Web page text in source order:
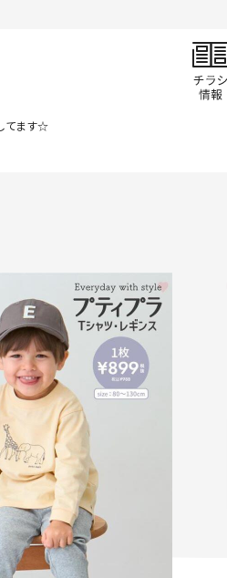
てます☆